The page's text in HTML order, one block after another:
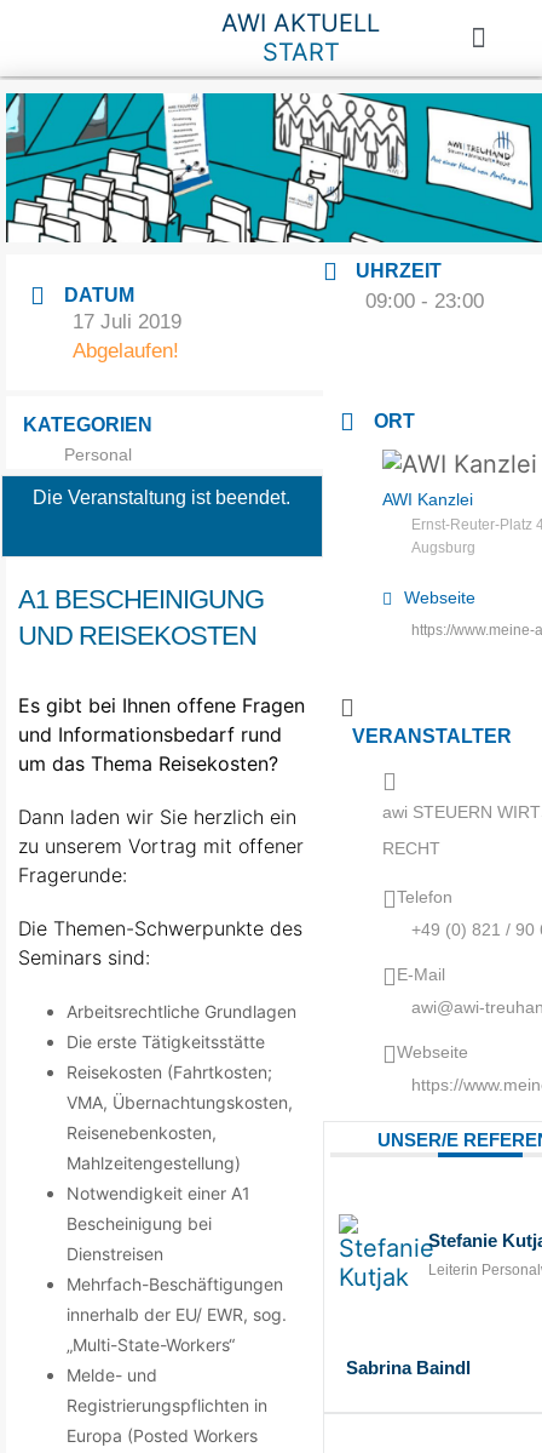
AWI AKTUELL
START
DATUM
17 Juli 2019
Abgelaufen!
UHRZEIT
09:00 - 23:00
KATEGORIEN
Personal
Die Veranstaltung ist beendet.
A1 BESCHEINIGUNG
UND REISEKOSTEN
Es gibt bei Ihnen offene Fragen
und Informationsbedarf rund
um das Thema Reisekosten?
Dann laden wir Sie herzlich ein
zu unserem Vortrag mit offener
Fragerunde:
Die Themen-Schwerpunkte des
Seminars sind:
Arbeitsrechtliche Grundlagen
Die erste Tätigkeitsstätte
Reisekosten (Fahrtkosten;
VMA, Übernachtungskosten,
Reisenebenkosten,
Mahlzeitengestellung)
Notwendigkeit einer A1
Bescheinigung bei
Dienstreisen
Mehrfach-Beschäftigungen
innerhalb der EU/ EWR, sog.
„Multi-State-Workers“
Melde- und
Registrierungspflichten in
Europa (Posted Workers
ORT
AWI Kanzlei
Ernst-Reuter-Platz
Augsburg
Webseite
https://www.meine-
VERANSTALTER
awi STEUERN
RECHT
Telefon
+49 (0) 821 / 90
E-Mail
awi@awi-
Webseite
https://
UNSER/E
Stefanie
Leiterin
Sabrina Baindl